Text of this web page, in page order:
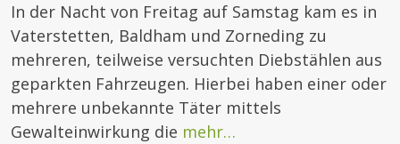
In der Nacht von Freitag auf Samstag kam es in
Vaterstetten, Baldham und Zorneding zu
mehreren, teilweise versuchten Diebstählen aus
geparkten Fahrzeugen. Hierbei haben einer oder
mehrere unbekannte Täter mittels
Gewalteinwirkung die mehr…